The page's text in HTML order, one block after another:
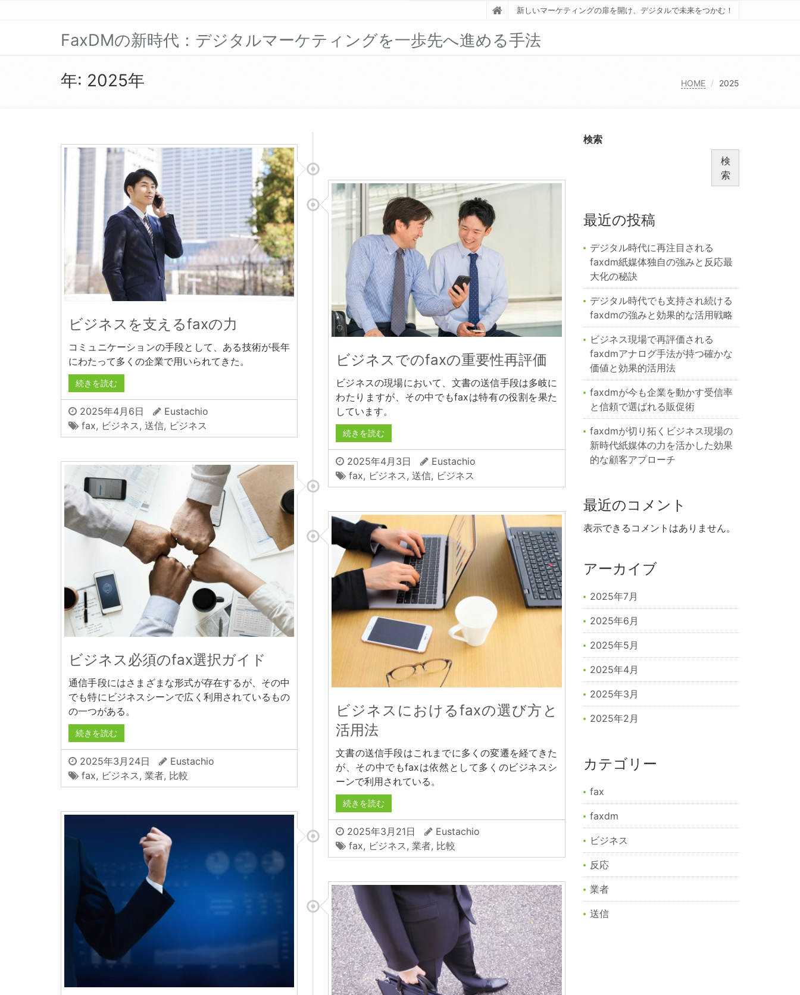
新しいマーケティングの扉を開け、デジタルで未来をつかむ！
FaxDMの新時代：デジタルマーケティングを一歩先へ進める手法
年: 2025年 HOME 2025
ビジネスを支えるfaxの力
コミュニケーションの手段として、ある技術が長年
にわたって多くの企業で用いられてきた。
続きを読む
2025年4月6日
Eustachio
fax, ビジネス , 送信, ビジネス
ビジネスでのfaxの重要性再評価
ビジネスの現場において、文書の送信手段は多岐に
わたりますが、その中でもfaxは特有の役割を果た
しています。
続きを読む
2025年4月3日
Eustachio
fax, ビジネス ,送信, ビジネス
ビジネス必須のfax選択ガイド
通信手段にはさまざまな形式が存在するが、その中
でも特にビジネスシーンで広く利用されているもの
の一つがある。
続きを読む
2025年3月24日
Eustachio
fax, ビジネス, 業者, 比較
ビジネスにおけるfaxの選び方と
活用法
文書の送信手段はこれまでに多くの変遷を経てきた
が、その中でもfaxは依然として多くのビジネスシ
ーンで利用されている。
続きを読む
2025年3月21日
Eustachio
fax, ビジネス ,業者, 比較
検索
検
索
最近の投稿
デジタル時代に再注目される
faxdm紙媒体独自の強みと反応最
大化の秘訣
デジタル時代でも支持され続ける
faxdmの強みと効果的な活用戦略
ビジネス現場で再評価される
faxdmアナログ手法が持つ確かな
価値と効果的活用法
faxdmが今も企業を動かす受信率
と信頼で選ばれる販促術
faxdmが切り拓くビジネス現場の
新時代紙媒体の力を活かした効果
的な顧客アプローチ
最近のコメント
表示できるコメントはありません。
アーカイブ
2025年7月
2025年6月
2025年5月
2025年4月
2025年3月
2025年2月
カテゴリー
fax
faxdm
ビジネス
反応
業者
送信